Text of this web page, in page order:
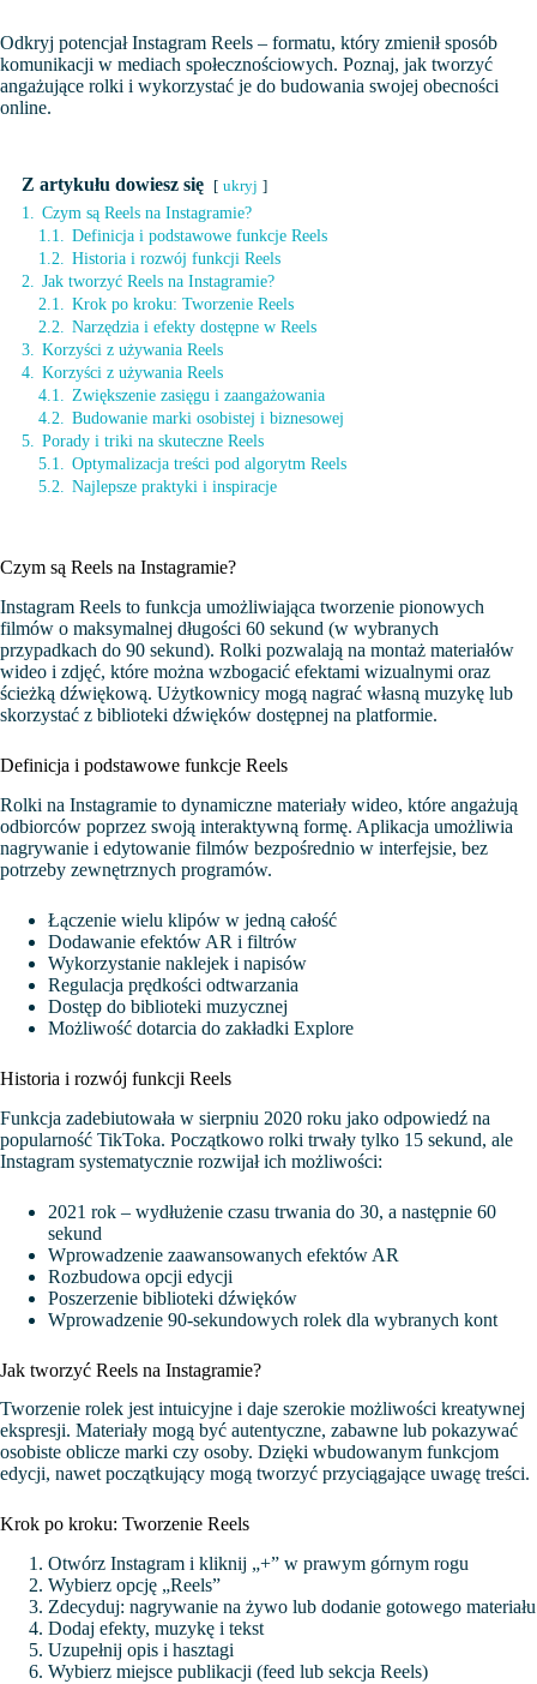
Odkryj potencjał Instagram Reels – formatu, który zmienił sposób
komunikacji w mediach społecznościowych. Poznaj, jak tworzyć
angażujące rolki i wykorzystać je do budowania swojej obecności
online.
Z artykułu dowiesz się ukryj
1. Czym są Reels na Instagramie?
1.1. Definicja i podstawowe funkcje Reels
1.2. Historia i rozwój funkcji Reels
2. Jak tworzyć Reels na Instagramie?
2.1. Krok po kroku: Tworzenie Reels
2.2. Narzędzia i efekty dostępne w Reels
3. Korzyści z używania Reels
4. Korzyści z używania Reels
4.1. Zwiększenie zasięgu i zaangażowania
4.2. Budowanie marki osobistej i biznesowej
5. Porady i triki na skuteczne Reels
5.1. Optymalizacja treści pod algorytm Reels
5.2. Najlepsze praktyki i inspiracje
Czym są Reels na Instagramie?
Instagram Reels to funkcja umożliwiająca tworzenie pionowych
filmów o maksymalnej długości 60 sekund (w wybranych
przypadkach do 90 sekund). Rolki pozwalają na montaż materiałów
wideo i zdjęć, które można wzbogacić efektami wizualnymi oraz
ścieżką dźwiękową. Użytkownicy mogą nagrać własną muzykę lub
skorzystać z biblioteki dźwięków dostępnej na platformie.
Definicja i podstawowe funkcje Reels
Rolki na Instagramie to dynamiczne materiały wideo, które angażują
odbiorców poprzez swoją interaktywną formę. Aplikacja umożliwia
nagrywanie i edytowanie filmów bezpośrednio w interfejsie, bez
potrzeby zewnętrznych programów.
Łączenie wielu klipów w jedną całość
Dodawanie efektów AR i filtrów
Wykorzystanie naklejek i napisów
Regulacja prędkości odtwarzania
Dostęp do biblioteki muzycznej
Możliwość dotarcia do zakładki Explore
Historia i rozwój funkcji Reels
Funkcja zadebiutowała w sierpniu 2020 roku jako odpowiedź na
popularność TikToka. Początkowo rolki trwały tylko 15 sekund, ale
Instagram systematycznie rozwijał ich możliwości:
2021 rok – wydłużenie czasu trwania do 30, a następnie 60
sekund
Wprowadzenie zaawansowanych efektów AR
Rozbudowa opcji edycji
Poszerzenie biblioteki dźwięków
Wprowadzenie 90-sekundowych rolek dla wybranych kont
Jak tworzyć Reels na Instagramie?
Tworzenie rolek jest intuicyjne i daje szerokie możliwości kreatywnej
ekspresji. Materiały mogą być autentyczne, zabawne lub pokazywać
osobiste oblicze marki czy osoby. Dzięki wbudowanym funkcjom
edycji, nawet początkujący mogą tworzyć przyciągające uwagę treści.
Krok po kroku: Tworzenie Reels
Otwórz Instagram i kliknij „+” w prawym górnym rogu
Wybierz opcję „Reels”
Zdecyduj: nagrywanie na żywo lub dodanie gotowego materiału
Dodaj efekty, muzykę i tekst
Uzupełnij opis i hasztagi
Wybierz miejsce publikacji (feed lub sekcja Reels)